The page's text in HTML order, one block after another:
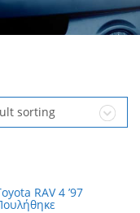
sorting
RAV 4 ’97